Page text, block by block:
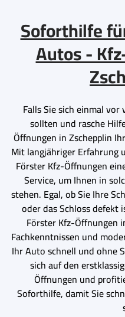
Soforthilfe
Autos -
Falls Sie sich einmal
sollten und rasche
Öffnungen in Zschepplin
Mit langjähriger Erfahrung
Förster Kfz-Öffnungen
Service, um Ihnen in
stehen. Egal, ob Sie Ihre
oder das Schloss defekt
Förster Kfz-Öffnungen
Fachkenntnissen und
Ihr Auto schnell und ohne
sich auf den
Öffnungen und
Soforthilfe, damit Sie